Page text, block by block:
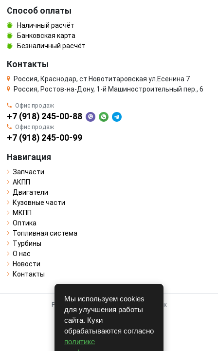
Способ оплаты
Наличный расчёт
Банковская карта
Безналичный расчёт
Контакты
Россия, Краснодар, ст.Новотитаровская ул.Есенина 7
Россия, Ростов-на-Дону, 1-й Машиностроительный пер., 6
Офис продаж
+7 (918) 245-00-88
Офис продаж
+7 (918) 245-00-99
Навигация
Запчасти
АКПП
Двигатели
Кузовные части
МКПП
Оптика
Топливная система
Турбины
О нас
Новости
Контакты
Работает на системе для авторазборок
CARRO.БИЗНЕС
Полная версия
© COPYRIGHT 2026 г.
Мы используем cookies
для улучшения работы
сайта. Куки
обрабатываются согласно
политике